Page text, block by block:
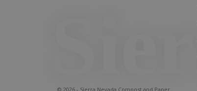
© 2026 - Sierra Nevada Compost and Paper